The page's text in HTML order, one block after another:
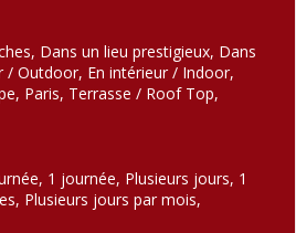
Dans un lieu prestigieux, Dans
/ Outdoor, En intérieur / Indoor,
Paris, Terrasse / Roof Top,
1 journée, Plusieurs jours, 1
Plusieurs jours par mois,